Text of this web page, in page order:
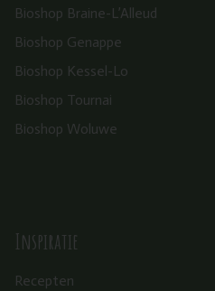
Bioshop Braine-L’Alleud
Bioshop Genappe
Bioshop Kessel-Lo
Bioshop Tournai
Bioshop Woluwe
Inspiratie
Recepten